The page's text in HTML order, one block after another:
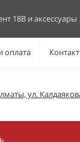
18В и аксессуары
оплата
ул.